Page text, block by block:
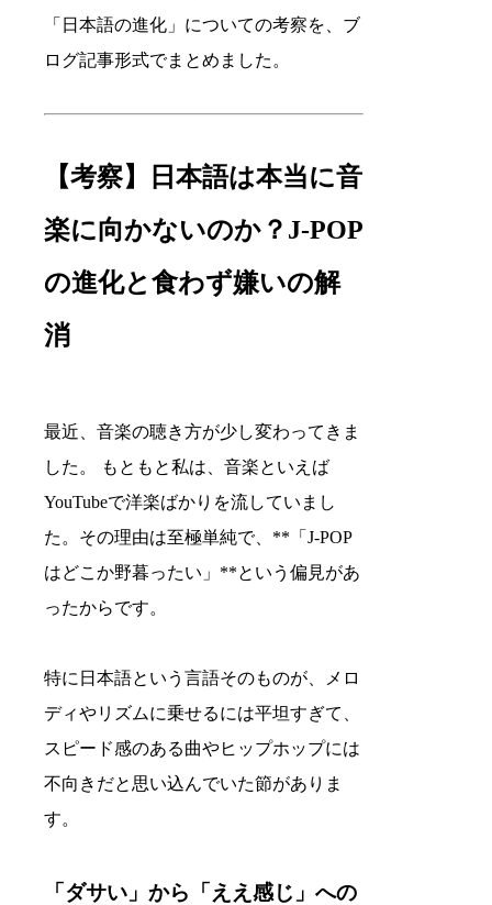
「日本語の進化」についての考察を、ブ
ログ記事形式でまとめました。
【考察】日本語は本当に音
楽に向かないのか？J-POP
の進化と食わず嫌いの解
消
最近、音楽の聴き方が少し変わってきま
した。 もともと私は、音楽といえば
YouTubeで洋楽ばかりを流していまし
た。その理由は至極単純で、**「J-POP
はどこか野暮ったい」**という偏見があ
ったからです。
特に日本語という言語そのものが、メロ
ディやリズムに乗せるには平坦すぎて、
スピード感のある曲やヒップホップには
不向きだと思い込んでいた節がありま
す。
「ダサい」から「ええ感じ」への